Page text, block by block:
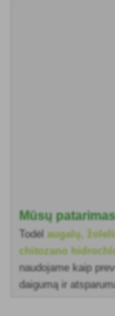
Mūsų patarimas
Todėlaugalų,
chitozano
naudojame kaip
daigumą ir